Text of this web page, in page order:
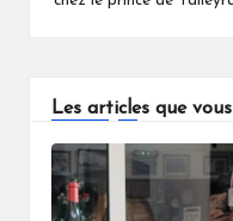
Les articles que